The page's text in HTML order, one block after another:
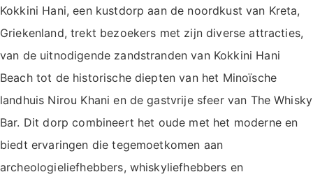
Kokkini Hani, een kustdorp aan de noordkust van Kreta,
Griekenland, trekt bezoekers met zijn diverse attracties,
van de uitnodigende zandstranden van Kokkini Hani
Beach tot de historische diepten van het Minoïsche
landhuis Nirou Khani en de gastvrije sfeer van The Whisky
Bar. Dit dorp combineert het oude met het moderne en
biedt ervaringen die tegemoetkomen aan
archeologieliefhebbers, whiskyliefhebbers en